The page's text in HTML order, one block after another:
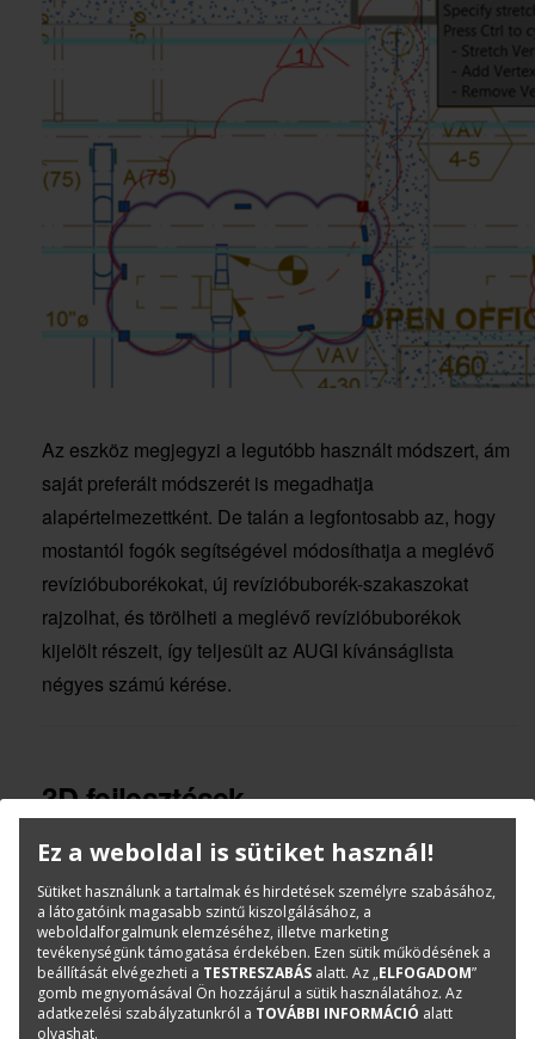
Az eszköz megjegyzi a legutóbb használt módszert, ám
saját preferált módszerét is megadhatja
alapértelmezettként. De talán a legfontosabb az, hogy
mostantól fogók segítségével módosíthatja a meglévő
revízióbuborékokat, új revízióbuborék-szakaszokat
rajzolhat, és törölheti a meglévő revízióbuborékok
kijelölt részeit, így teljesült az AUGI kívánságlista
négyes számú kérése.
3D fejlesztések
Természetesen az AutoCAD 2016 is tartalmaz számos
3D változást. A Metszősík eszköz segítségével
létrehozott metszet objektumok például mostantól még
rugalmasabbak. A már sok éve elérhető Metszősík
eszköz létrehoz egy metszet objektumot, amely 3D
objektumok vágósíkjaként viselkedik, és megadható,
Ez a weboldal is sütiket használ!
Sütiket használunk a tartalmak és hirdetések személyre szabásához,
a látogatóink magasabb szintű kiszolgálásához, a
weboldalforgalmunk elemzéséhez, illetve marketing
tevékenységünk támogatása érdekében. Ezen sütik működésének a
beállítását elvégezheti a TESTRESZABÁS alatt. Az „ELFOGADOM”
gomb megnyomásával Ön hozzájárul a sütik használatához. Az
adatkezelési szabályzatunkról a TOVÁBBI INFORMÁCIÓ alatt
olvashat.